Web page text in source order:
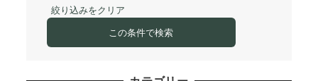
絞り込みをクリア
この条件で検索